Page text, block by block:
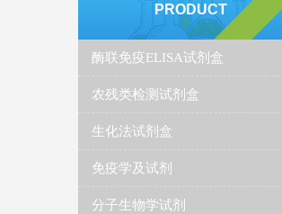
PRODUCT
酶联免疫ELISA试剂盒
农残类检测试剂盒
生化法试剂盒
免疫学及试剂
分子生物学试剂